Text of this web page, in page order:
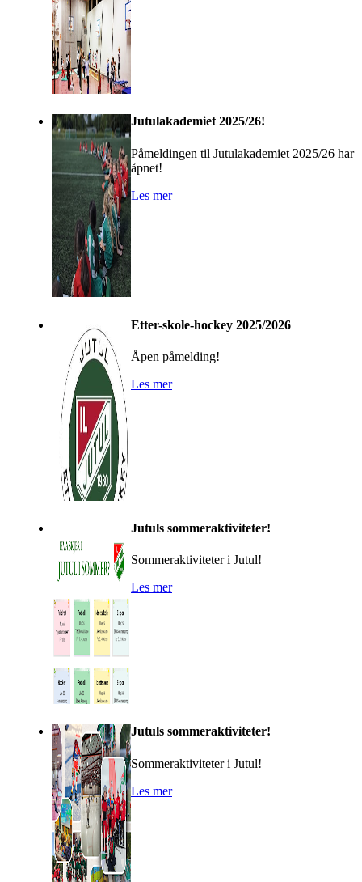
Jutulakademiet 2025/26!
Påmeldingen til Jutulakademiet 2025/26 har
åpnet!
Les mer
Etter-skole-hockey 2025/2026
Åpen påmelding!
Les mer
Jutuls sommeraktiviteter!
Sommeraktiviteter i Jutul!
Les mer
Jutuls sommeraktiviteter!
Sommeraktiviteter i Jutul!
Les mer